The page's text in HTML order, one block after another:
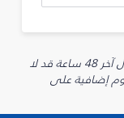
* تم الحصول على جميع الأسعار المعروضة خلال آخر 48 ساعة قد لا
إضافية على